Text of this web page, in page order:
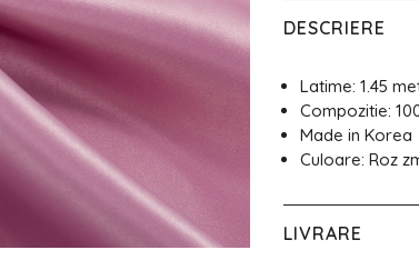
DESCRIERE
Latime: 1.45
Compozitie:
Made in Korea
Culoare: Roz
LIVRARE